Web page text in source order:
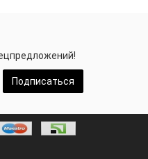
Подписаться